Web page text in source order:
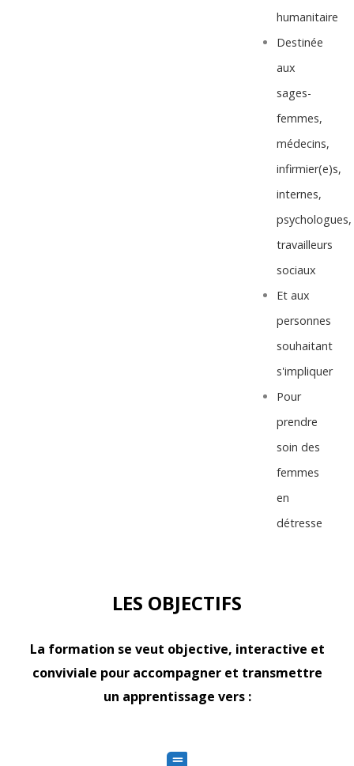
humanitaire
Destinée
aux
sages-
femmes,
médecins,
infirmier(e)s,
internes,
psychologues,
travailleurs
sociaux
Et aux
personnes
souhaitant
s'impliquer
Pour
prendre
soin des
femmes
en
détresse
LES OBJECTIFS
La formation se veut objective, interactive et
conviviale pour accompagner et transmettre
un apprentissage vers :